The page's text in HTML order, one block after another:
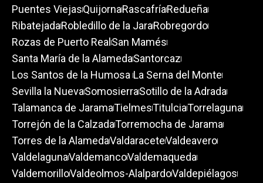
Puentes ViejasQuijornaRascafríaRedueña
RibatejadaRobledillo de la JaraRobregordo
Rozas de Puerto Real San Mamés
Santa María de la AlamedaSantorcaz
Los Santos de la Humosa La Serna del Monte
Sevilla la NuevaSomosierraSotillo de la Adrada
Talamanca de JaramaTielmesTitulciaTorrelaguna
Torrejón de la CalzadaTorremocha de Jarama
Torres de la AlamedaValdaraceteValdeavero
ValdelagunaValdemancoValdemaqueda
ValdemorilloValdeolmos-AlalpardoValdepiélagos